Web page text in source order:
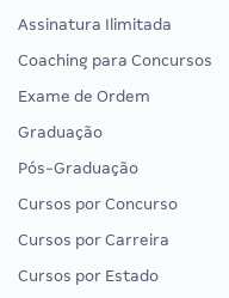
Assinatura Ilimitada
Coaching para Concursos
Exame de Ordem
Graduação
Pós-Graduação
Cursos por Concurso
Cursos por Carreira
Cursos por Estado